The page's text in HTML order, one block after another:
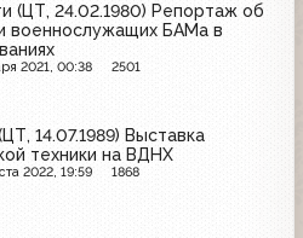
(ЦТ, 24.02.1980) Репортаж об
военнослужащих БАМа в
2021, 00:38 2501
14.07.1989) Выставка
техники на ВДНХ
2022, 19:59 1868